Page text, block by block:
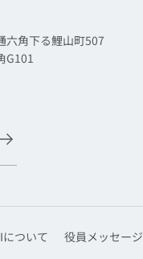
六角下る鯉山町507
G101
について 役員メッセージ